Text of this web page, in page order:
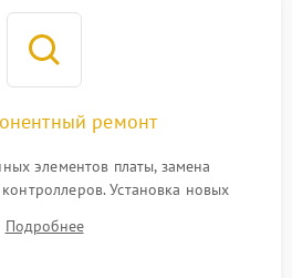
ремонт
элементов платы, замена
Установка новых
затвора или двигателя
геометрии тубуса объектива
Подробнее